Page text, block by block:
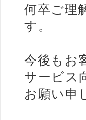
何卒ご理
す。
今後もお
サービス
お願い申